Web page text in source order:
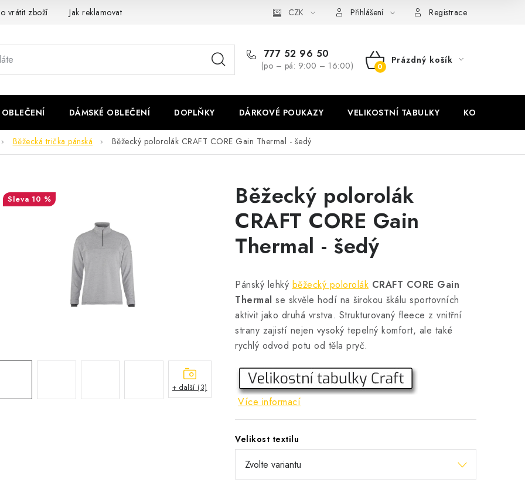
vrátit zboží Jak reklamovat Velikostní tabulky Ochrana osobních údajů Zásady používání
CZK Přihlášení Registrace
777 52 96 50
(po – pá: 9:00 – 16:00)
NÁKUPNÍ
Prázdný košík
DÁMSKÉ OBLEČENÍ DOPLŇKY DÁRKOVÉ POUKAZY VELIKOSTNÍ TABULKY KONTAKT
Běžecká trička pánská Běžecký polorolák CRAFT CORE Gain Thermal - šedý
Běžecký polorolák
CRAFT CORE Gain
Thermal - šedý
Pánský lehký běžecký polorolák CRAFT CORE Gain
Thermal se skvěle hodí na širokou škálu sportovních
aktivit jako druhá vrstva. Strukturovaný fleece z vnitřní
strany zajistí nejen vysoký tepelný komfort, ale také
rychlý odvod potu od těla pryč.
Více informací
Velikost textilu
10 %
+ další (3)